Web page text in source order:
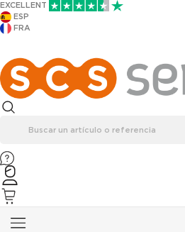
EXCELLENT
ESP
FRA